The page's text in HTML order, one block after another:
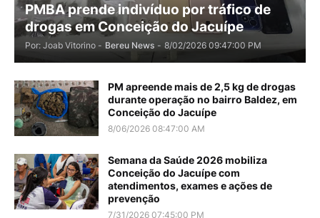
PMBA prende indivíduo por tráfico de
drogas em Conceição do Jacuípe
Por: Joab Vitorino - Bereu News - 8/02/2026 09:47:00 PM
PM apreende mais de 2,5 kg de drogas
durante operação no bairro Baldez, em
Conceição do Jacuípe
8/06/2026 08:47:00 AM
Semana da Saúde 2026 mobiliza
Conceição do Jacuípe com
atendimentos, exames e ações de
prevenção
7/31/2026 07:45:00 PM